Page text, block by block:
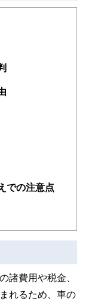
やすく発信していま
書籍・雑誌の編集経
まですべての工程に
断士、住宅ローンア
アコンサルタントな
険、ローンなどの話
融や経済に精通した
るコンテンツと確か
での注意点
諸費用や税金、
れるため、車の